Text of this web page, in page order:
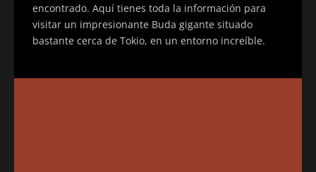
encontrado. Aquí tienes toda la información para
visitar un impresionante Buda gigante situado
bastante cerca de Tokio, en un entorno increíble.